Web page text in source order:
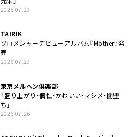
2026.07.29
TAIRIK
ソロメジャーデビューアルバム『Mother』発
売
2026.07.29
東京メルヘン倶楽部
「盛り上がり・個性・かわいい・マジメ・闇堕
ち」
2026.07.26